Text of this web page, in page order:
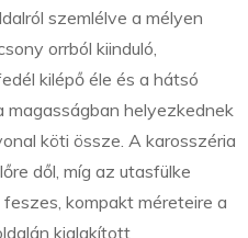
szemlélve a mélyen
orrból kiinduló,
kilépő éle és a hátsó
magasságban helyezkednek
köti össze. A karosszéria
dől, míg az utasfülke
kompakt méreteire a
kialakított